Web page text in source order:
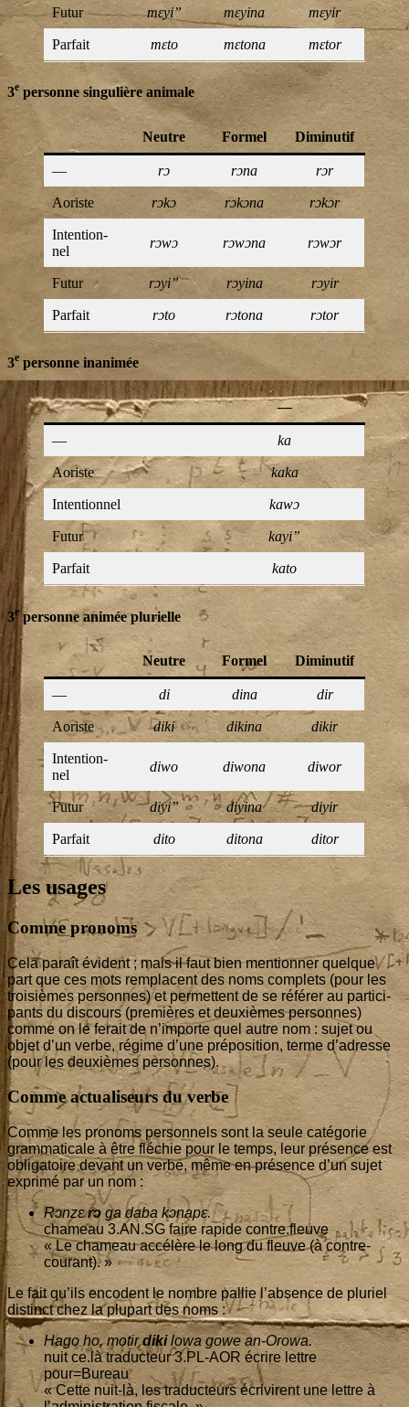
Futur mɛyi” mɛyi­na mɛyir
Par­fait mɛto mɛto­na mɛtor
3e personne singulière animale
Neutre For­mel Dimi­nu­tif
— rɔ rɔna rɔr
Aoriste rɔkɔ rɔkɔ­na rɔkɔr
Inten­tion­
nel
rɔwɔ rɔwɔ­na rɔwɔr
Futur rɔyi” rɔyi­na rɔyir
Par­fait rɔto rɔto­na rɔtor
3e personne inanimée
—
— ka
Aoriste kaka
Inten­tion­nel kawɔ
Futur kayi”
Par­fait kato
3epersonne animée plurielle
Neutre For­mel Dimi­nu­tif
— di dina dir
Aoriste diki diki­na dikir
Inten­tion­
nel
diwo diwo­na diwor
Futur diyi” diyi­na diyir
Par­fait dito dito­na ditor
Les usages
Comme pronoms
Cela paraît évident ; mais il faut bien men­tion­ner quelque
part que ces mots rem­placent des noms com­plets (pour les
troi­sièmes per­sonnes) et per­mettent de se réfé­rer au par­ti­ci­
pants du dis­cours (pre­mières et deuxièmes per­sonnes)
comme on le ferait de n’im­porte quel autre nom : sujet ou
objet d’un verbe, régime d’une pré­po­si­tion, terme d’a­dresse
(pour les deuxièmes personnes).
Comme actualiseurs du verbe
Comme les pro­noms per­son­nels sont la seule caté­go­rie
gram­ma­ti­cale à être flé­chie pour le temps, leur pré­sence est
obli­ga­toire devant un verbe, même en pré­sence d’un sujet
expri­mé par un nom :
Rɔnzɛrɔga daba kɔnapɛ.
cha­meau 3.AN.SG faire rapide contre.fleuve
« Le cha­meau accé­lère le long du fleuve (à contre-
courant). »
Le fait qu’ils encodent le nombre pal­lie l’ab­sence de plu­riel
dis­tinct chez la plu­part des noms :
Hago ho, motirdikilowa gowe an-Oro­wa.
nuit ce.là tra­duc­teur3.PL-AOR écrire lettre
pour=Bureau
« Cette nuit-là, les tra­duc­teurs écri­virent une lettre à